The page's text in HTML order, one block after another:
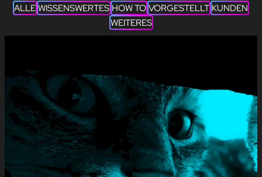
ALLE WISSENSWERTES HOW TO VORGESTELLT KUNDEN
WEITERES